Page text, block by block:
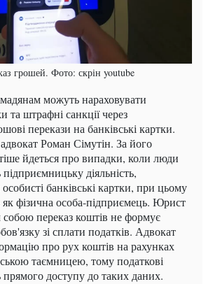
грошей. Фото: скрін youtube
можуть нараховувати
та штрафні санкції через
перекази на банківські картки.
Роман Сімутін. За його
йдеться про випадки, коли люди
діяльність,
банківські картки, при цьому
фізична особа-підприємець. Юрист
переказ коштів не формує
зі сплати податків. Адвокат
про рух коштів на рахунках
таємницею, тому податкові
доступу до таких даних.